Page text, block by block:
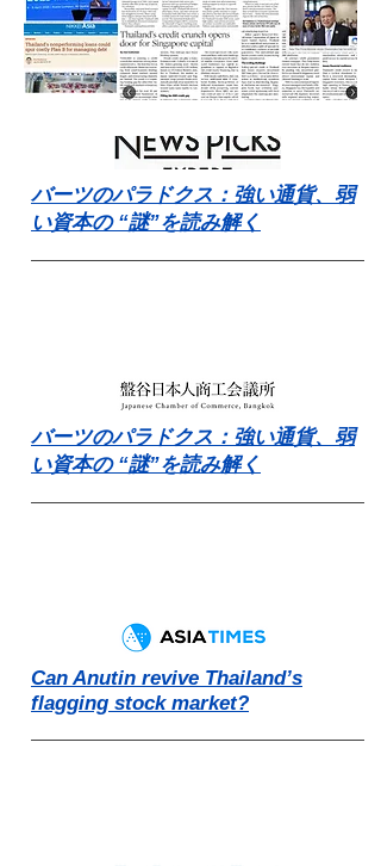
バーツのパラドクス：強い通貨、弱
い資本の “謎”を読み解く
バーツのパラドクス：強い通貨、弱
い資本の “謎”を読み解く
Can Anutin revive Thailand’s
flagging stock market?